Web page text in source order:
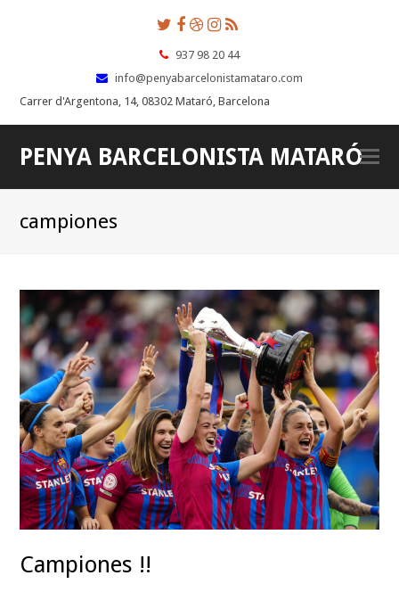
Twitter
Facebook
Dribbble
Instagram
937 98 20 44
info@penyabarcelonistamataro.com
Carrer d'Argentona, 14, 08302 Mataró, Barcelona
PENYA BARCELONISTA MATARÓ
campiones
Campiones !!